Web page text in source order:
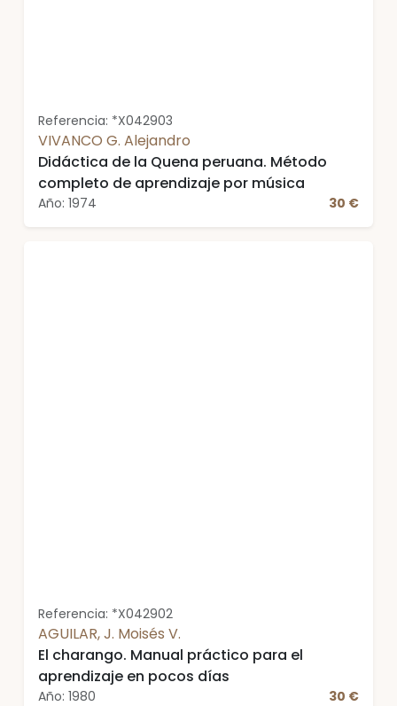
Referencia: *X042903
VIVANCO G. Alejandro
Didáctica de la Quena peruana. Método
completo de aprendizaje por música
Año: 1974 30 €
Referencia: *X042902
AGUILAR, J. Moisés V.
El charango. Manual práctico para el
aprendizaje en pocos días
Año: 1980 30 €